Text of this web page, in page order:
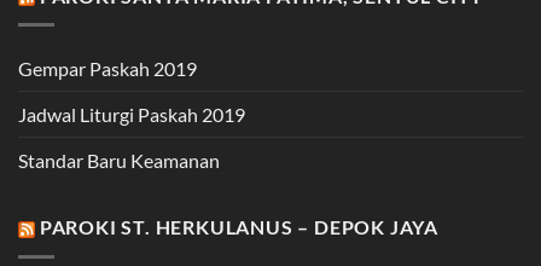
Gempar Paskah 2019
Jadwal Liturgi Paskah 2019
Standar Baru Keamanan
PAROKI ST. HERKULANUS – DEPOK JAYA